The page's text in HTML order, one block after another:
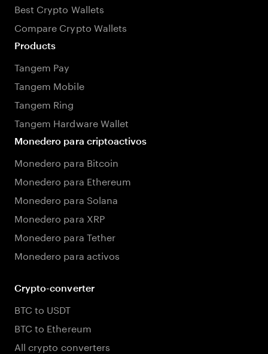
Best Crypto Wallets
Compare Crypto Wallets
Products
Tangem Pay
Tangem Mobile
Tangem Ring
Tangem Hardware Wallet
Monedero para criptoactivos
Monedero para Bitcoin
Monedero para Ethereum
Monedero para Solana
Monedero para XRP
Monedero para Tether
Monedero para activos
Crypto-converter
BTC to USDT
BTC to Ethereum
All crypto converters